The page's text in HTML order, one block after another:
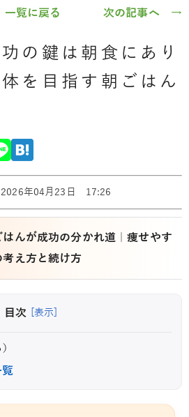
一覧に戻る 次の記事へ →
の鍵は朝食にあり
を目指す朝ごはん
年04月23日 17:26
んが成功の分かれ道｜痩せやす
え方と続け方
目次 [表示]